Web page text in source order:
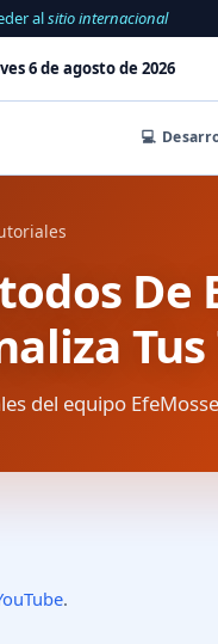
alsitio internacional
6 de agosto de 2026
💻
De
del equipo
.